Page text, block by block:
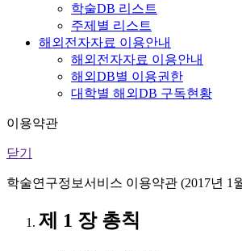
학술DB 리스트
주제별 리스트
해외전자자료 이용안내
해외전자자료 이용안내
해외DB별 이용권한
대학별 해외DB 구독현황
이용약관
닫기
학술연구정보서비스 이용약관 (2017년 1
제 1 장 총칙